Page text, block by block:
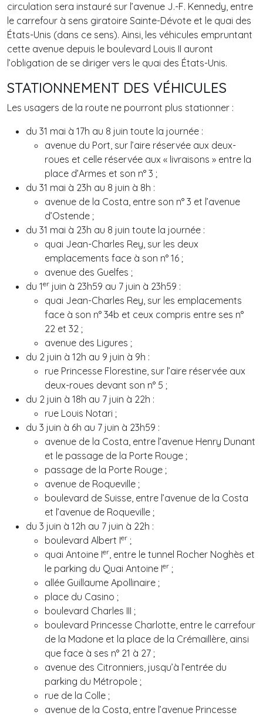
circulation sera instauré sur l’avenue J.-F. Kennedy, entre
le carrefour à sens giratoire Sainte-Dévote et le quai des
États-Unis (dans ce sens). Ainsi, les véhicules empruntant
cette avenue depuis le boulevard Louis II auront
l’obligation de se diriger vers le quai des États-Unis.
STATIONNEMENT DES VÉHICULES
Les usagers de la route ne pourront plus stationner :
du 31 mai à 17h au 8 juin toute la journée :
avenue du Port, sur l’aire réservée aux deux-
roues et celle réservée aux « livraisons » entre la
place d’Armes et son n° 3 ;
du 31 mai à 23h au 8 juin à 8h :
avenue de la Costa, entre son n° 3 et l’avenue
d’Ostende ;
du 31 mai à 23h au 8 juin toute la journée :
quai Jean-Charles Rey, sur les deux
emplacements face à son n° 16 ;
avenue des Guelfes ;
du 1er juin à 23h59 au 7 juin à 23h59 :
quai Jean-Charles Rey, sur les emplacements
face à son n° 34b et ceux compris entre ses n°
22 et 32 ;
avenue des Ligures ;
du 2 juin à 12h au 9 juin à 9h :
rue Princesse Florestine, sur l’aire réservée aux
deux-roues devant son n° 5 ;
du 2 juin à 18h au 7 juin à 22h :
rue Louis Notari ;
du 3 juin à 6h au 7 juin à 23h59 :
avenue de la Costa, entre l’avenue Henry Dunant
et le passage de la Porte Rouge ;
passage de la Porte Rouge ;
avenue de Roqueville ;
boulevard de Suisse, entre l’avenue de la Costa
et l’avenue de Roqueville ;
du 3 juin à 12h au 7 juin à 22h :
boulevard Albert Ier ;
quai Antoine Ier, entre le tunnel Rocher Noghès et
le parking du Quai Antoine Ier ;
allée Guillaume Apollinaire ;
place du Casino ;
boulevard Charles III ;
boulevard Princesse Charlotte, entre le carrefour
de la Madone et la place de la Crémaillère, ainsi
que face à ses n° 21 à 27 ;
avenue des Citronniers, jusqu’à l’entrée du
parking du Métropole ;
rue de la Colle ;
avenue de la Costa, entre l’avenue Princesse